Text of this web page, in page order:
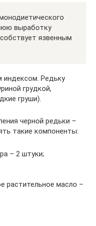
выработку
язвенным
индексом. Редьку
грудкой,
груши).
черной редьки –
такие компоненты:
– 2 штуки;
растительное масло –